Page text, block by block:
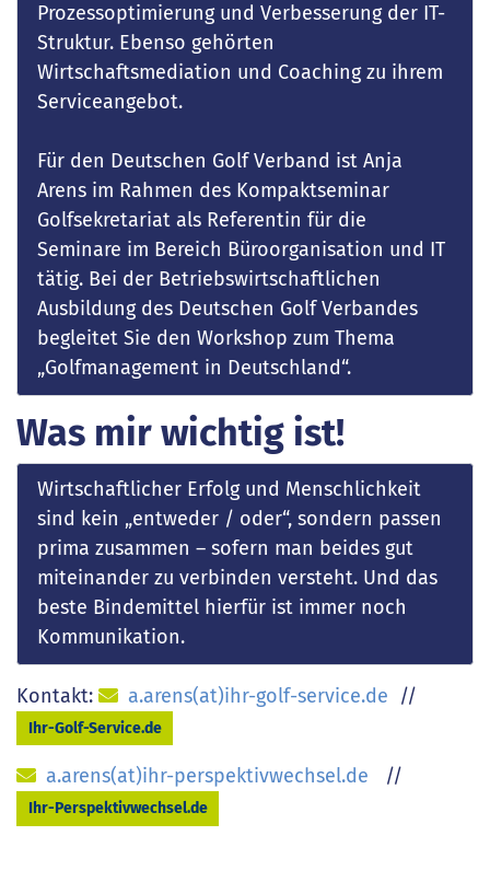
Prozessoptimierung und Verbesserung der IT-
Struktur. Ebenso gehörten
Wirtschaftsmediation und Coaching zu ihrem
Serviceangebot.
Für den Deutschen Golf Verband ist Anja
Arens im Rahmen des Kompaktseminar
Golfsekretariat als Referentin für die
Seminare im Bereich Büroorganisation und IT
tätig. Bei der Betriebswirtschaftlichen
Ausbildung des Deutschen Golf Verbandes
begleitet Sie den Workshop zum Thema
„Golfmanagement in Deutschland“.
Was mir wichtig ist!
Wirtschaftlicher Erfolg und Menschlichkeit
sind kein „entweder / oder“, sondern passen
prima zusammen – sofern man beides gut
miteinander zu verbinden versteht. Und das
beste Bindemittel hierfür ist immer noch
Kommunikation.
Kontakt: a.arens(at)ihr-golf-service.de //
Ihr-Golf-Service.de
a.arens(at)ihr-perspektivwechsel.de //
Ihr-Perspektivwechsel.de